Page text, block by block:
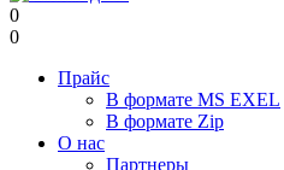
0
0
Прайс
В формате MS EXEL
В формате Zip
О нас
Партнеры